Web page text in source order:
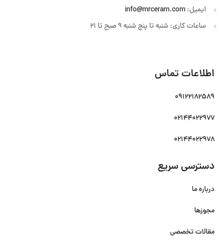
ایمیل:info@mrceram.com
ساعات کاری: شنبه تا پنج شنبه 9 صبح تا 21
اطلاعات تماس
09122182589
02144022977
02144022978
دسترسی سریع
درباره ما
مجوزها
مقالات تخصصی